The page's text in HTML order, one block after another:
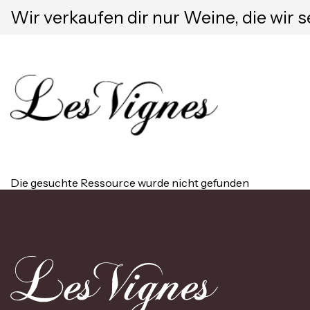
Wir verkaufen dir nur Weine, die wir
Die gesuchte Ressource wurde nicht gefunden